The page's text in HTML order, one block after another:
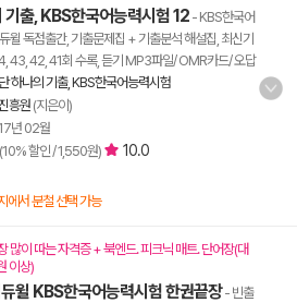
기출, KBS한국어능력시험 12 - KBS한국어
윌 독점출간, 기출문제집 + 기출분석 해설집, 최신기
43, 42, 41회 수록, 듣기 MP3파일/ OMR카드/ 오답
단 하나의 기출, KBS한국어능력시험
흥원 (지은이)
년 02월
할인 / 1,550원)
10.0
에서 분철 선택 가능
많이 따는 자격증 + 북엔드. 피크닉 매트. 단어장(대
이상)
윌 KBS한국어능력시험 한권끝장- 빈출